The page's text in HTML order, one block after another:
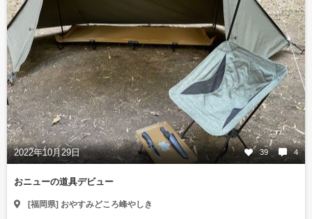
2022年10月29日 39 4
おニューの道具デビュー
[福岡県] おやすみどころ峰やしき